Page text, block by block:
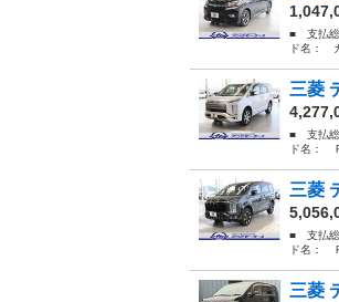
■ 支払
ド名：
三菱
■ 支払
ド名：
三菱
■ 支払
ド名：
三菱